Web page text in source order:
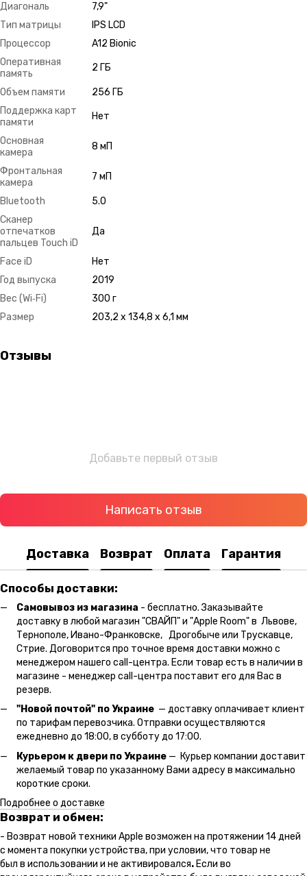
Диагональ
7,9"
Тип матрицы
IPS LCD
Процессор
A12 Bionic
Оперативная
память
2 ГБ
Объем памяти
256 ГБ
Поддержка карт
памяти
Нет
Основная
камера
8 мП
Фронтальная
камера
7 мП
Bluetooth
5.0
Сканер
отпечатков
пальцев Touch iD
Да
Face iD
Нет
Год выпуска
2019
Вес (Wi‑Fi)
300 г
Размер
203,2 x 134,8 x 6,1 мм
Отзывы
Добавьте первый отзыв
Написать отзыв
Доставка Возврат Оплата Гарантия
Способы доставки:
Самовывоз из магазина - бесплатно. Заказывайте
доставку в любой магазин "СВАЙП" и "Apple Room" в Львове,
Тернополе, Ивано-Франковске, Дрогобыче или Трускавце,
Стрие. Договорится про точное время доставки можно с
менеджером нашего call-центра. Если товар есть в наличии в
магазине - менеджер call-центра поставит его для Вас в
резерв.
"Новой почтой" по Украине — доставку оплачивает клиент
по тарифам перевозчика. Отправки осуществляются
ежедневно до 18:00, в субботу до 17:00.
Курьером к двери по Украине — Курьер компании доставит
желаемый товар по указанному Вами адресу в максимально
короткие сроки.
Подробнее о доставке
Возврат и обмен:
- Возврат новой техники Apple возможен на протяжении 14 дней
с момента покупки устройства, при условии, что товар не
был в использовании и не активировался. Если во